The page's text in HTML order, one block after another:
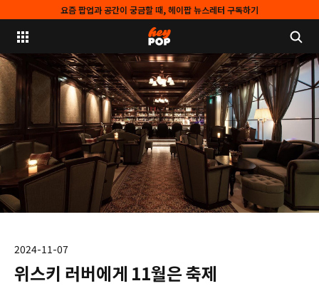
요즘 팝업과 공간이 궁금할 때, 헤이팝 뉴스레터 구독하기
2024-11-07
위스키 러버에게 11월은 축제